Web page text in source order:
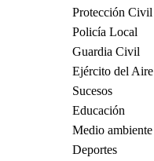
Protección Civil
Policía Local
Guardia Civil
Ejército del Aire
Sucesos
Educación
Medio ambiente
Deportes